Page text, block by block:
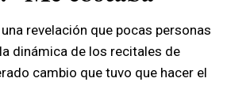
revelación que pocas personas
dinámica de los recitales de
cambio que tuvo que hacer el